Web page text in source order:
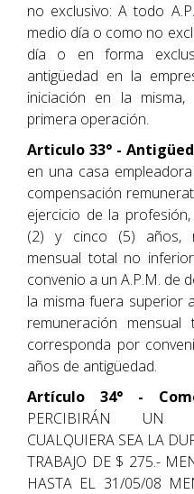
no exclusivo: A todo
medio día o como no
día o en forma
antigüedad en la
iniciación en la
primera operación.
Articulo 33° -
en una casa
compensación
ejercicio de la
(2) y cinco (5) años,
mensual total no
convenio a un A.P.M. de
la misma fuera superior
remuneración
corresponda por
años de antigüedad.
Artículo 34° -
PERCIBIRÁN UN
CUALQUIERA SEA LA
TRABAJO DE $ 275.-
HASTA EL 31/05/08